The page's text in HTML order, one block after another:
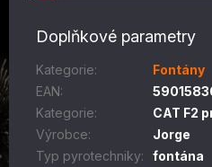
Doplňkové parametry
Kategorie:
Fontány
EAN:
Kategorie:
CAT F2
Výrobce:
Jorge
Typ pyrotechniky:
fontána